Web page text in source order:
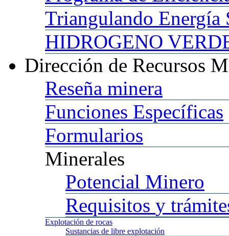
Triangulando Energía
HIDROGENO
Dirección de Recursos
Reseña minera
Funciones Específicas
Formularios
Minerales
Potencial Minero
Requisitos y
Explotación de rocas
Sustancias de libre explotación